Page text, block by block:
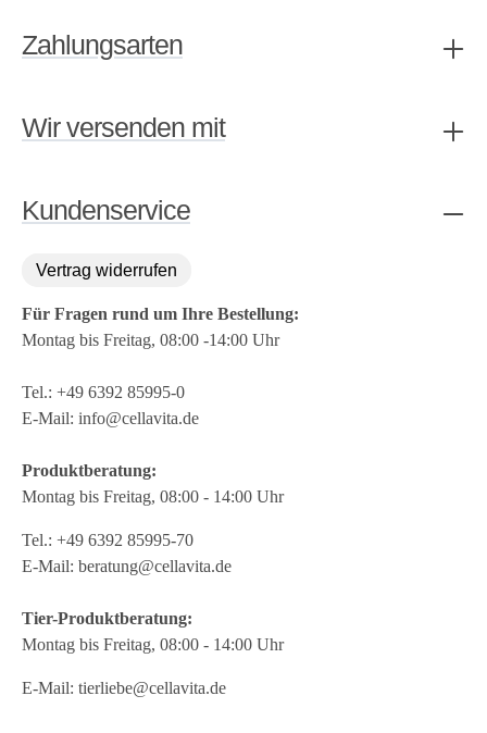
Zahlungsarten
Wir versenden mit
Kundenservice
Vertrag widerrufen
Für Fragen rund um Ihre Bestellung:
Montag bis Freitag, 08:00 -14:00 Uhr
Tel.: +49 6392 85995-0
E-Mail: info@cellavita.de
Produktberatung:
Montag bis Freitag, 08:00 - 14:00 Uhr
Tel.: +49 6392 85995-70
E-Mail: beratung@cellavita.de
Tier-Produktberatung:
Montag bis Freitag, 08:00 - 14:00 Uhr
E-Mail: tierliebe@cellavita.de